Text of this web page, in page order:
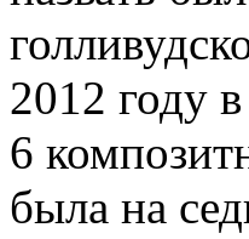
2012 году
6
была на